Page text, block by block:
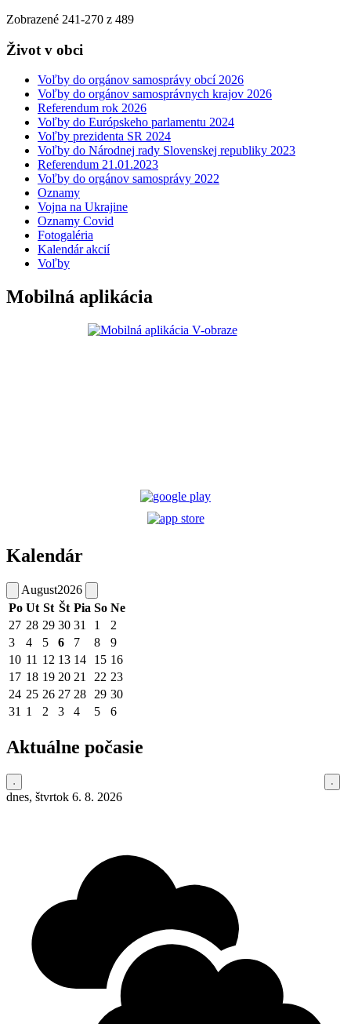
Zobrazené 241-270 z 489
Život v obci
Voľby do orgánov samosprávy obcí 2026
Voľby do orgánov samosprávnych krajov 2026
Referendum rok 2026
Voľby do Európskeho parlamentu 2024
Voľby prezidenta SR 2024
Voľby do Národnej rady Slovenskej republiky 2023
Referendum 21.01.2023
Voľby do orgánov samosprávy 2022
Oznamy
Vojna na Ukrajine
Oznamy Covid
Fotogaléria
Kalendár akcií
Voľby
Mobilná aplikácia
Kalendár
August2026
Po Ut St Št Pia So Ne
27 28 29 30 31 1
2
3
4 5 6 7 8
9
10 11 12 13 14 15 16
17 18 19 20 21 22 23
24 25 26 27 28 29 30
31 1 2 3 4 5 6
Aktuálne počasie
dnes, štvrtok 6. 8. 2026